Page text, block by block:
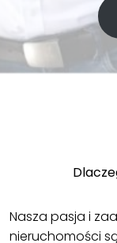
Nasza pasja i
nieruchomości